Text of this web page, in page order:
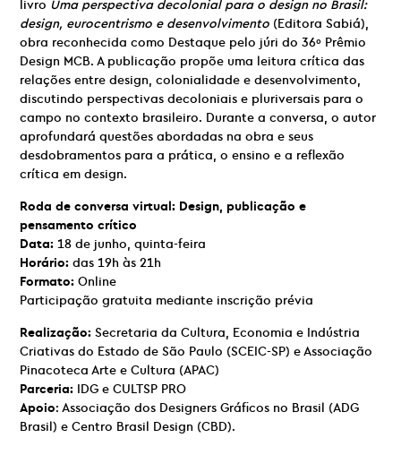
livro Uma perspectiva decolonial para o design no Brasil:
design, eurocentrismo e desenvolvimento (Editora Sabiá),
obra reconhecida como Destaque pelo júri do 36º Prêmio
Design MCB. A publicação propõe uma leitura crítica das
relações entre design, colonialidade e desenvolvimento,
discutindo perspectivas decoloniais e pluriversais para o
campo no contexto brasileiro. Durante a conversa, o autor
aprofundará questões abordadas na obra e seus
desdobramentos para a prática, o ensino e a reflexão
crítica em design.
Roda de conversa virtual: Design, publicação e
pensamento crítico
Data: 18 de junho, quinta-feira
Horário: das 19h às 21h
Formato: Online
Participação gratuita mediante inscrição prévia
Realização: Secretaria da Cultura, Economia e Indústria
Criativas do Estado de São Paulo (SCEIC-SP) e Associação
Pinacoteca Arte e Cultura (APAC)
Parceria: IDG e CULTSP PRO
Apoio: Associação dos Designers Gráficos no Brasil (ADG
Brasil) e Centro Brasil Design (CBD).